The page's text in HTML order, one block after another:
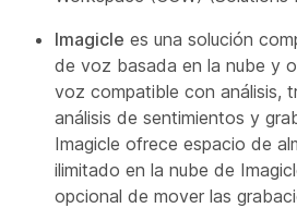
Imagicle es una solución
de voz basada en la nube y
voz compatible con análisis,
análisis de sentimientos y
Imagicle ofrece espacio de
ilimitado en la nube de
opcional de mover las